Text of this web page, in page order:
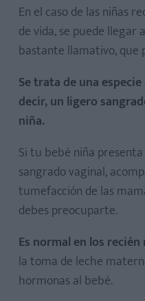
En el caso de las niñas
de vida, se puede
bastante llamativo, que
Se trata de una
decir, un ligero
niña.
Si tu bebé niña
sangrado vaginal,
tumefacción de las
debes preocuparte.
Es normal en los recién
la toma de leche
hormonas al bebé.